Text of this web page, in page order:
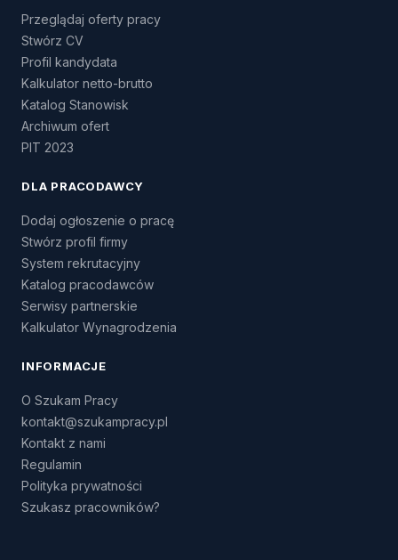
Przeglądaj oferty pracy
Stwórz CV
Profil kandydata
Kalkulator netto-brutto
Katalog Stanowisk
Archiwum ofert
PIT 2023
DLA PRACODAWCY
Dodaj ogłoszenie o pracę
Stwórz profil firmy
System rekrutacyjny
Katalog pracodawców
Serwisy partnerskie
Kalkulator Wynagrodzenia
INFORMACJE
O Szukam Pracy
kontakt@szukampracy.pl
Kontakt z nami
Regulamin
Polityka prywatności
Szukasz pracowników?